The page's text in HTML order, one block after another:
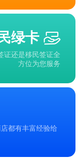
绿卡
证还是移民签证全
方位为您服务
都有丰富经验给